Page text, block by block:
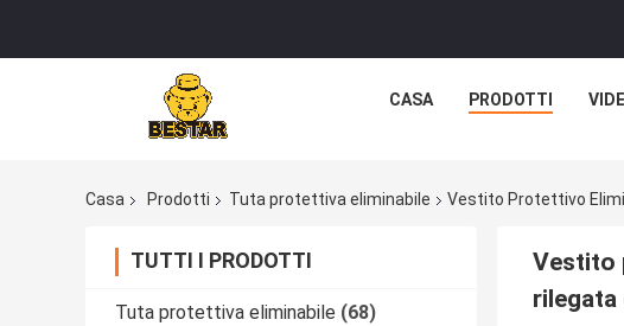
CASA PRODOTTI
Casa Prodotti Tuta protettiva eliminabile Vestito Protettivo
TUTTI I PRODOTTI
Tuta protettiva eliminabile (68)
Vestito